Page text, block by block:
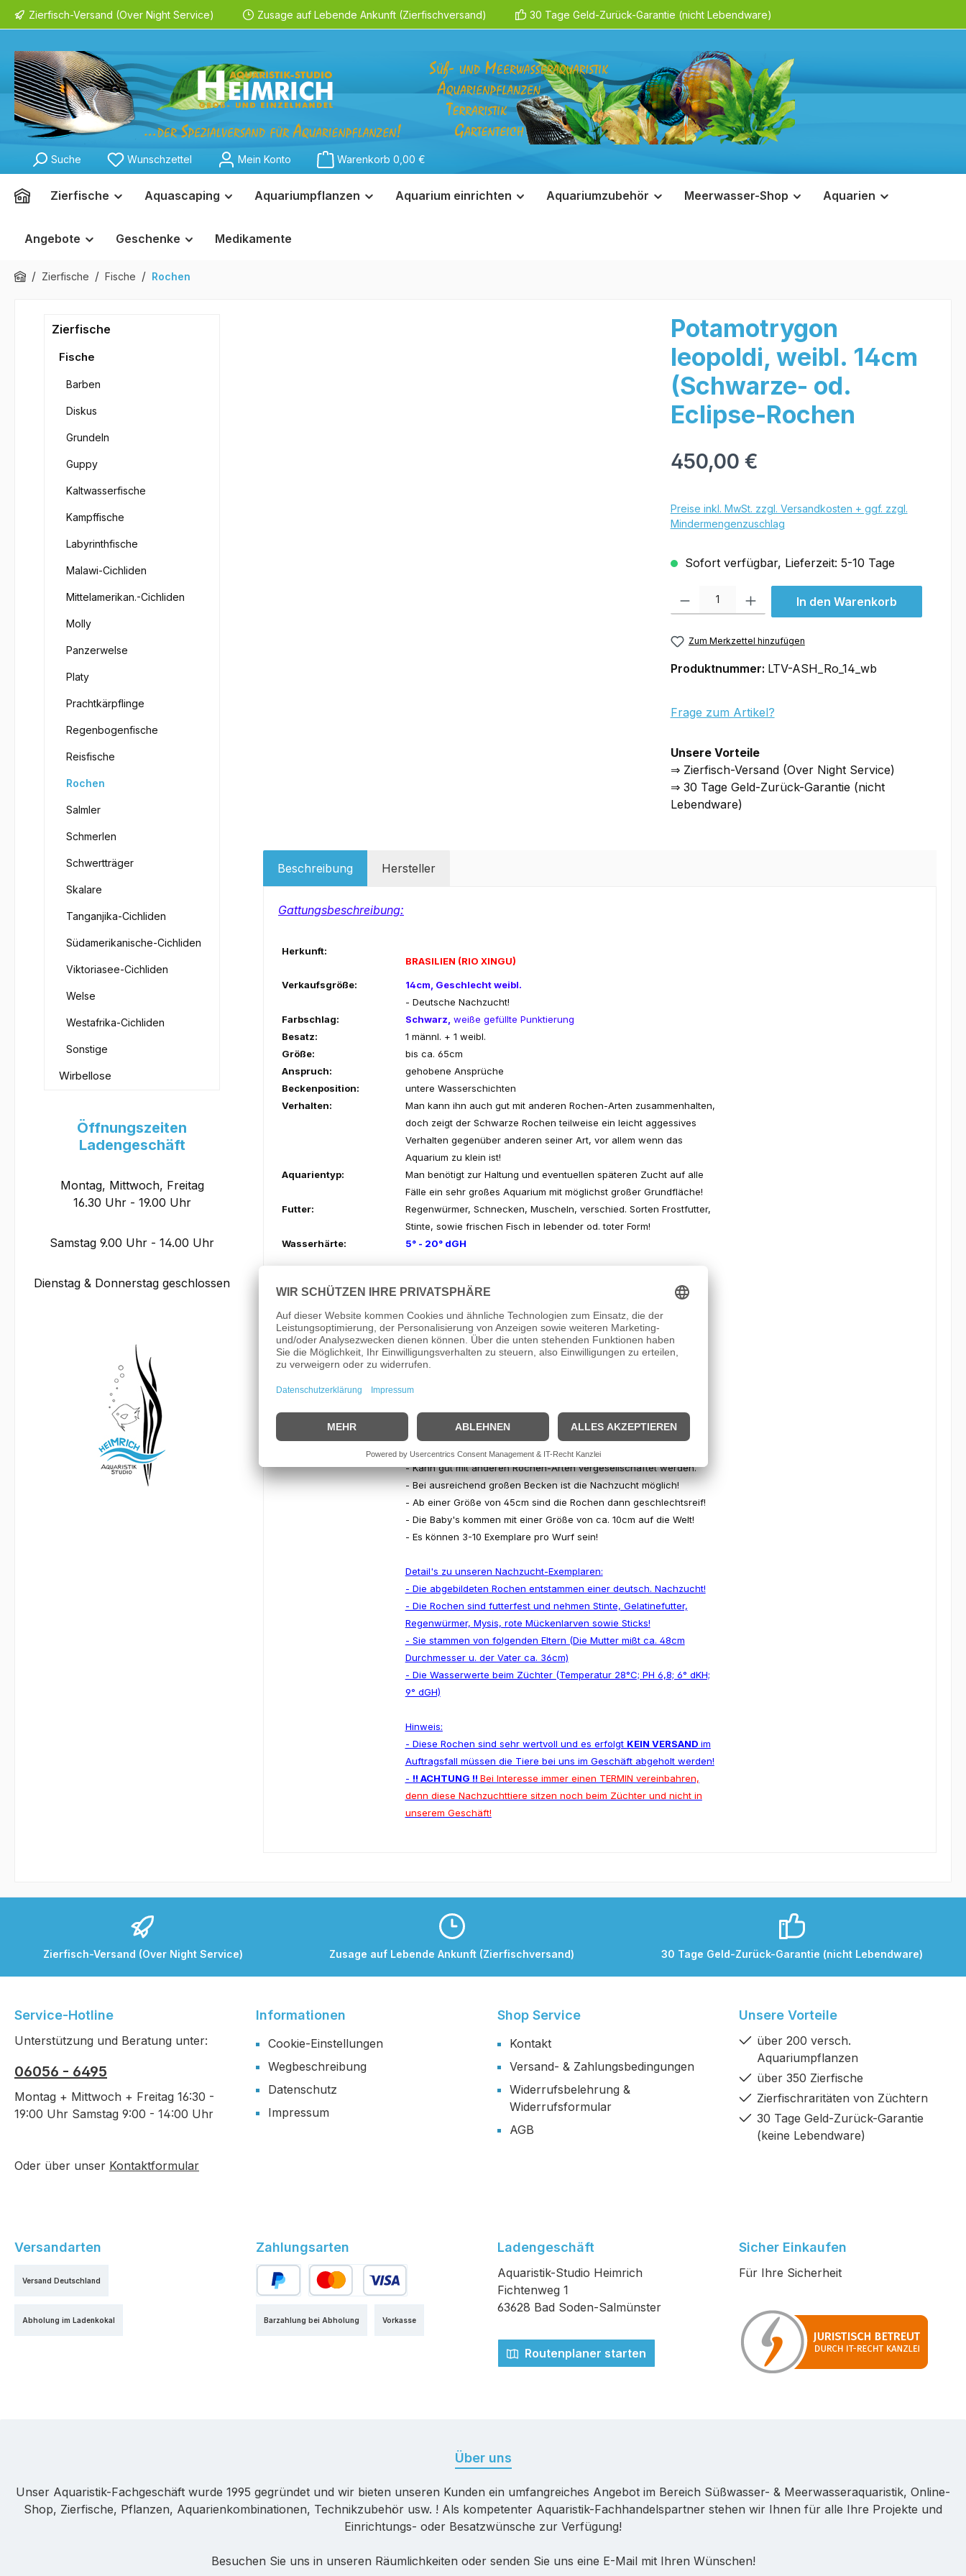
Zur Hauptnavigation springen
Zierfisch-Versand (Over Night Service) Zusage auf Lebende Ankunft (Zierfischversand) 30 Tage Geld-Zurück-Garantie (nicht Lebendware)
Suche Wunschzettel Mein Konto Warenkorb 0,00 €
Zierfische Aquascaping Aquariumpflanzen Aquarium einrichten Aquariumzubehör Meerwasser-Shop Aquarien
Angebote Geschenke Medikamente
/ Zierfische / Fische / Rochen
Zierfische
Fische
Barben
Diskus
Grundeln
Guppy
Kaltwasserfische
Kampffische
Labyrinthfische
Malawi-Cichliden
Mittelamerikan.-Cichliden
Molly
Panzerwelse
Platy
Prachtkärpflinge
Regenbogenfische
Reisfische
Rochen
Salmler
Schmerlen
Schwertträger
Skalare
Tanganjika-Cichliden
Südamerikanische-Cichliden
Viktoriasee-Cichliden
Welse
Westafrika-Cichliden
Sonstige
Wirbellose
Öffnungszeiten
Ladengeschäft
Montag, Mittwoch, Freitag
16.30 Uhr - 19.00 Uhr
Samstag 9.00 Uhr - 14.00 Uhr
Dienstag & Donnerstag geschlossen
Potamotrygon
leopoldi, weibl. 14cm
(Schwarze- od.
Eclipse-Rochen
450,00 €
Preise inkl. MwSt. zzgl. Versandkosten + ggf. zzgl.
Mindermengenzuschlag
Sofort verfügbar, Lieferzeit: 5-10 Tage
In den Warenkorb
Zum Merkzettel hinzufügen
Produktnummer: LTV-ASH_Ro_14_wb
Frage zum Artikel?
Unsere Vorteile
⇒ Zierfisch-Versand (Over Night Service)
⇒ 30 Tage Geld-Zurück-Garantie (nicht
Lebendware)
Beschreibung Hersteller
Gattungsbeschreibung:
Herkunft:
BRASILIEN (RIO XINGU)
Verkaufsgröße:
14cm, Geschlecht weibl.
- Deutsche Nachzucht!
Farbschlag:
Schwarz, weiße gefüllte Punktierung
Besatz:
1 männl. + 1 weibl.
Größe:
bis ca. 65cm
Anspruch:
gehobene Ansprüche
Beckenposition:
untere Wasserschichten
Verhalten:
Man kann ihn auch gut mit anderen Rochen-Arten zusammenhalten,
doch zeigt der Schwarze Rochen teilweise ein leicht aggessives
Verhalten gegenüber anderen seiner Art, vor allem wenn das
Aquarium zu klein ist!
Aquarientyp:
Man benötigt zur Haltung und eventuellen späteren Zucht auf alle
Fälle ein sehr großes Aquarium mit möglichst großer Grundfläche!
Futter:
Regenwürmer, Schnecken, Muscheln, verschied. Sorten Frostfutter,
Stinte, sowie frischen Fisch in lebender od. toter Form!
Wasserhärte:
5° - 20° dGH
Temperatur: 26°C - 28°C
Bemerkung: DerSchwarze- oder Eclipse-Rochen
- Rochen gehören zu den lebendgebährenden Knorpelfischen!
- Dieser Rochen ist relativ leicht zu pflegen.
- Die Haltung in Gefangenschaft stellt an sich kein Problem dar.
- Kann gut mit anderen Rochen-Arten vergesellschaftet werden.
- Bei ausreichend großen Becken ist die Nachzucht möglich!
- Ab einer Größe von 45cm sind die Rochen dann geschlechtsreif!
- Die Baby's kommen mit einer Größe von ca. 10cm auf die Welt!
- Es können 3-10 Exemplare pro Wurf sein!
Detail's zu unseren Nachzucht-Exemplaren:
- Die abgebildeten Rochen entstammen einer deutsch. Nachzucht!
- Die Rochen sind futterfest und nehmen Stinte, Gelatinefutter,
Regenwürmer, Mysis, rote Mückenlarven sowie Sticks!
- Sie stammen von folgenden Eltern (Die Mutter mißt ca. 48cm
Durchmesser u. der Vater ca. 36cm)
- Die Wasserwerte beim Züchter (Temperatur 28°C; PH 6,8; 6° dKH;
9° dGH)
Hinweis:
- Diese Rochen sind sehr wertvoll und es erfolgt KEIN VERSAND im
Auftragsfall müssen die Tiere bei uns im Geschäft abgeholt werden!
- !! ACHTUNG !! Bei Interesse immer einen TERMIN vereinbahren,
denn diese Nachzuchttiere sitzen noch beim Züchter und nicht in
unserem Geschäft!
Zierfisch-Versand (Over Night Service) Zusage auf Lebende Ankunft (Zierfischversand) 30 Tage Geld-Zurück-Garantie (nicht Lebendware)
Service-Hotline
Unterstützung und Beratung unter:
06056 - 6495
Montag + Mittwoch + Freitag 16:30 -
19:00 Uhr Samstag 9:00 - 14:00 Uhr
Oder über unser Kontaktformular
Informationen
Cookie-Einstellungen
Wegbeschreibung
Datenschutz
Impressum
Shop Service
Kontakt
Versand- & Zahlungsbedingungen
Widerrufsbelehrung &
Widerrufsformular
AGB
Unsere Vorteile
über 200 versch.
Aquariumpflanzen
über 350 Zierfische
Zierfischraritäten von Züchtern
30 Tage Geld-Zurück-Garantie
(keine Lebendware)
Versandarten
Versand Deutschland
Abholung im Ladenkokal
Zahlungsarten
Vorkasse
Barzahlung bei Abholung
Ladengeschäft
Aquaristik-Studio Heimrich
Fichtenweg 1
63628 Bad Soden-Salmünster
Routenplaner starten
Sicher Einkaufen
Für Ihre Sicherheit
Über uns
Unser Aquaristik-Fachgeschäft wurde 1995 gegründet und wir bieten unseren Kunden ein umfangreiches Angebot im Bereich Süßwasser- & Meerwasseraquaristik, Online-
Shop, Zierfische, Pflanzen, Aquarienkombinationen, Technikzubehör usw. ! Als kompetenter Aquaristik-Fachhandelspartner stehen wir Ihnen für alle Ihre Projekte und
Einrichtungs- oder Besatzwünsche zur Verfügung!
Besuchen Sie uns in unseren Räumlichkeiten oder senden Sie uns eine E-Mail mit Ihren Wünschen!